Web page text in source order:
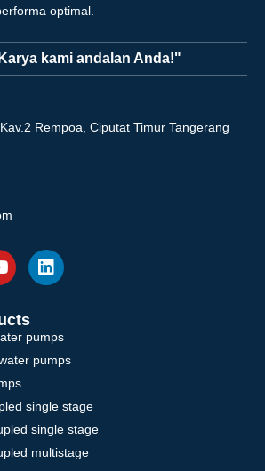
optimal.
kami andalan Anda!"
Rempoa, Ciputat Timur Tangerang
pumps
pumps
single stage
single stage
multistage